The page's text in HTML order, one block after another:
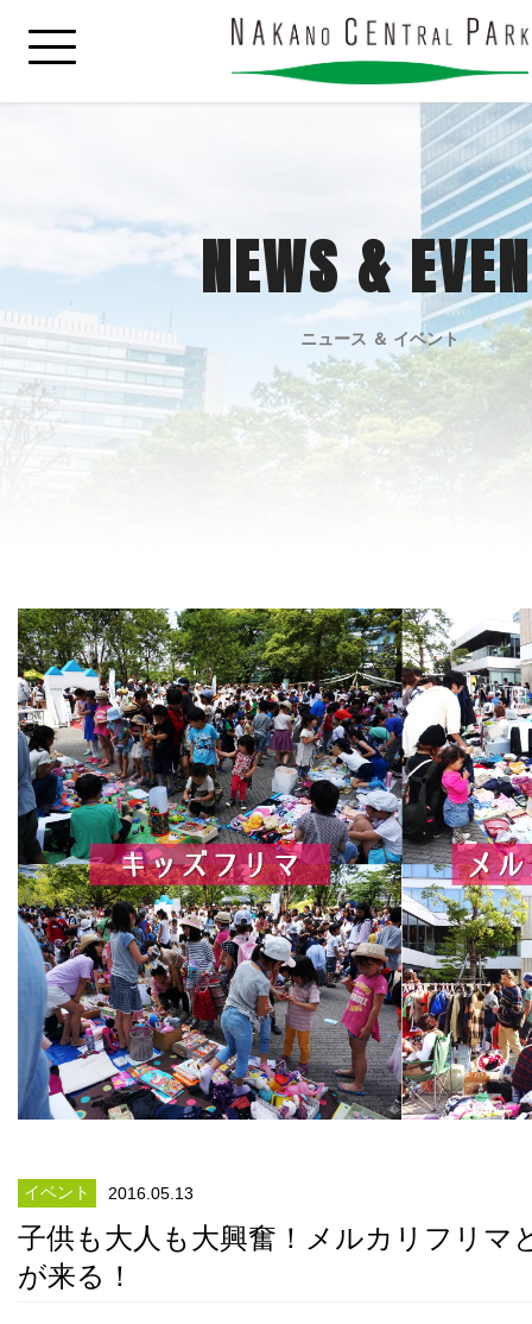
NEWS &
ニュース ＆ イベント
イベント 2016.05.13
子供も大人も大興奮！メルカリフリマ
が来る！